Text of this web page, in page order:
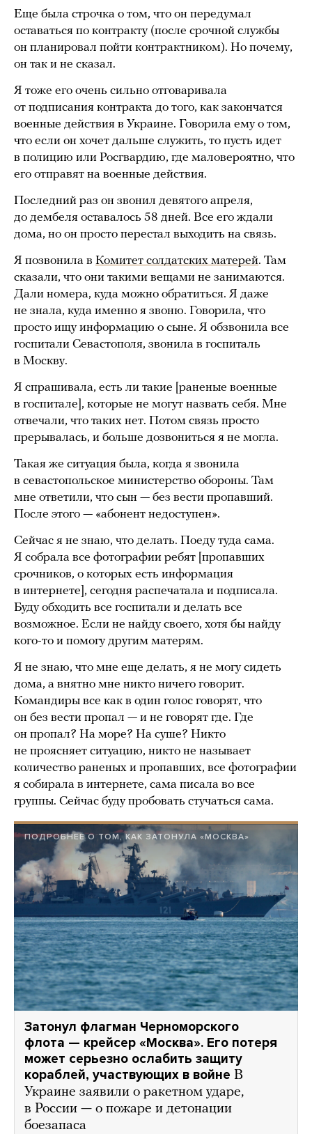
Еще была строчка о том, что он передумал
оставаться по контракту (после срочной службы
он планировал пойти контрактником). Но почему,
он так и не сказал.
Я тоже его очень сильно отговаривала
от подписания контракта до того, как закончатся
военные действия в Украине. Говорила ему о том,
что если он хочет дальше служить, то пусть идет
в полицию или Росгвардию, где маловероятно, что
его отправят на военные действия.
Последний раз он звонил девятого апреля,
до дембеля оставалось 58 дней. Все его ждали
дома, но он просто перестал выходить на связь.
Я позвонила в Комитет солдатских матерей. Там
сказали, что они такими вещами не занимаются.
Дали номера, куда можно обратиться. Я даже
не знала, куда именно я звоню. Говорила, что
просто ищу информацию о сыне. Я обзвонила все
госпитали Севастополя, звонила в госпиталь
в Москву.
Я спрашивала, есть ли такие [раненые военные
в госпитале], которые не могут назвать себя. Мне
отвечали, что таких нет. Потом связь просто
прерывалась, и больше дозвониться я не могла.
Такая же ситуация была, когда я звонила
в севастопольское министерство обороны. Там
мне ответили, что сын — без вести пропавший.
После этого — «абонент недоступен».
Сейчас я не знаю, что делать. Поеду туда сама.
Я собрала все фотографии ребят [пропавших
срочников, о которых есть информация
в интернете], сегодня распечатала и подписала.
Буду обходить все госпитали и делать все
возможное. Если не найду своего, хотя бы найду
кого-то и помогу другим матерям.
Я не знаю, что мне еще делать, я не могу сидеть
дома, а внятно мне никто ничего говорит.
Командиры все как в один голос говорят, что
он без вести пропал — и не говорят где. Где
он пропал? На море? На суше? Никто
не проясняет ситуацию, никто не называет
количество раненых и пропавших, все фотографии
я собирала в интернете, сама писала во все
группы. Сейчас буду пробовать стучаться сама.
ПОДРОБНЕЕ О ТОМ, КАК ЗАТОНУЛА «МОСКВА»
Затонул флагман Черноморского
флота — крейсер «Москва». Его потеря
может серьезно ослабить защиту
кораблей, участвующих в войне В
Украине заявили о ракетном ударе,
в России — о пожаре и детонации
боезапаса